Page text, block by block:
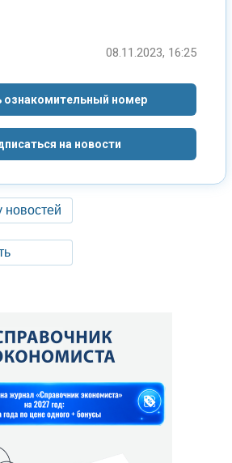
08.11.2023, 16:25
ознакомительный номер
на новости
новостей